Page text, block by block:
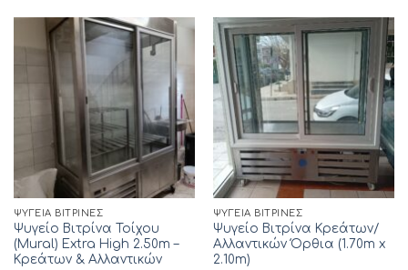
ΨΥΓΕΊΑ ΒΙΤΡΊΝΕΣ
Ψυγείο Βιτρίνα Τοίχου
(Mural) Extra High 2.50m –
Κρεάτων & Αλλαντικών
ΨΥΓΕΊΑ ΒΙΤΡΊΝΕΣ
Ψυγείο Βιτρίνα Κρεάτων/
Αλλαντικών Όρθια (1.70m x
2.10m)